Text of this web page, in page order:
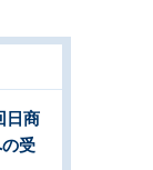
日商
受